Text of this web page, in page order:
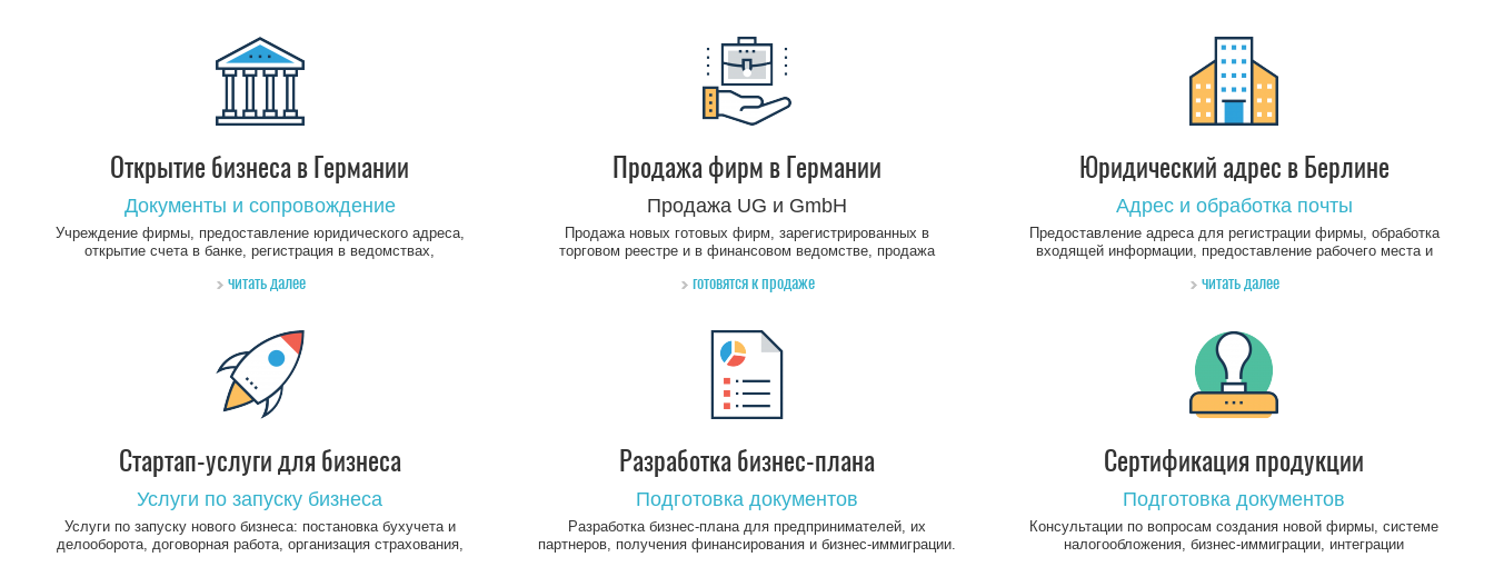
Открытие бизнеса в Германии
Документы и сопровождение
Учреждение фирмы, предоставление юридического адреса,
открытие счета в банке, регистрация в ведомствах,
читать далее
Продажа фирм в Германии
Продажа UG и GmbH
Продажа новых готовых фирм, зарегистрированных в
торговом реестре и в финансовом ведомстве, продажа
готовятся к продаже
Юридический адрес в Берлине
Адрес и обработка почты
Предоставление адреса для регистрации фирмы, обработка
входящей информации, предоставление рабочего места и
читать далее
Стартап-услуги для бизнеса
Услуги по запуску бизнеса
Услуги по запуску нового бизнеса: постановка бухучета и
делооборота, договорная работа, организация страхования,
Разработка бизнес-плана
Подготовка документов
Разработка бизнес-плана для предпринимателей, их
партнеров, получения финансирования и бизнес-иммиграции.
Сертификация продукции
Подготовка документов
Консультации по вопросам создания новой фирмы, системе
налогообложения, бизнес-иммиграции, интеграции